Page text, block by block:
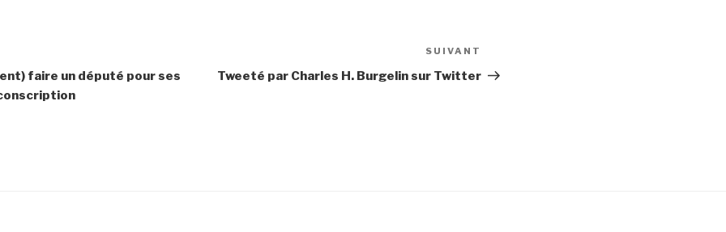
faire un député pour ses
suivant
SUIVANT
Tweeté par Charles H. Burgelin sur Twitter